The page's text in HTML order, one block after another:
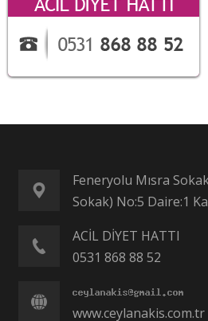
Feneryolu Mısra
Sokak) No:5 Daire:1
ACİL DİYET HATTI
0531 868 88 52
www.ceylanakis.com.tr